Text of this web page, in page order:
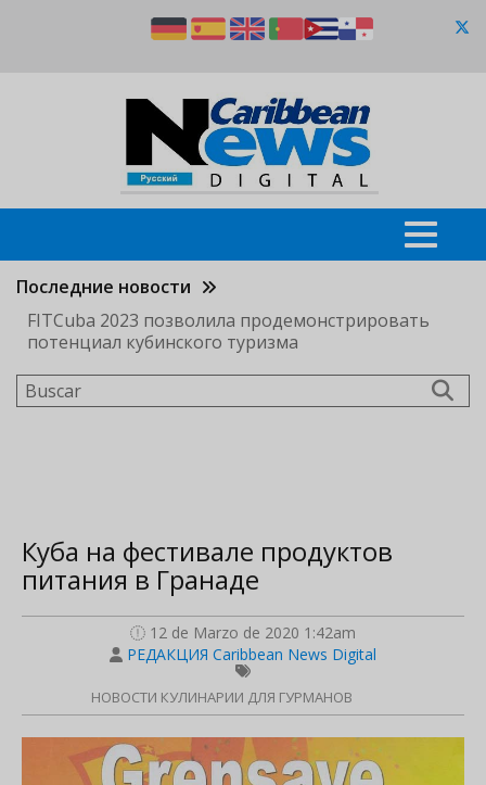
Последние новости
FITCuba 2023 позволила продемонстрировать
потенциал кубинского туризма
Buscar
Куба на фестивале продуктов
питания в Гранаде
12 de Marzo de 2020 1:42am
РЕДАКЦИЯ Caribbean News Digital
НОВОСТИ КУЛИНАРИИ ДЛЯ ГУРМАНОВ